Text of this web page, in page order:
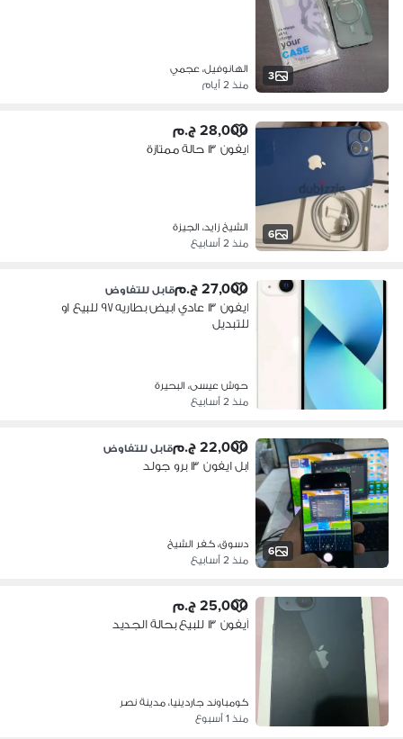
3
الهانوفيل، عجمي
منذ 2 أيام
6
28,000 ج.م
ايفون ١٣ حالة ممتازة
الشيخ زايد، الجيزة
منذ 2 أسابيع
27,000 ج.م قابل للتفاوض
ايفون ١٣ عادي ابيض بطاريه ٩٧ للبيع او
للتبديل
حوش عيسى، البحيرة
منذ 2 أسابيع
6
22,000 ج.م قابل للتفاوض
ابل ايفون ١٣ برو جولد
دسوق، كفر الشيخ
منذ 2 أسابيع
25,000 ج.م
آيفون ١٣ للبيع بحالة الجديد
كومباوند جاردينيا، مدينة نصر
منذ 1 أسبوع